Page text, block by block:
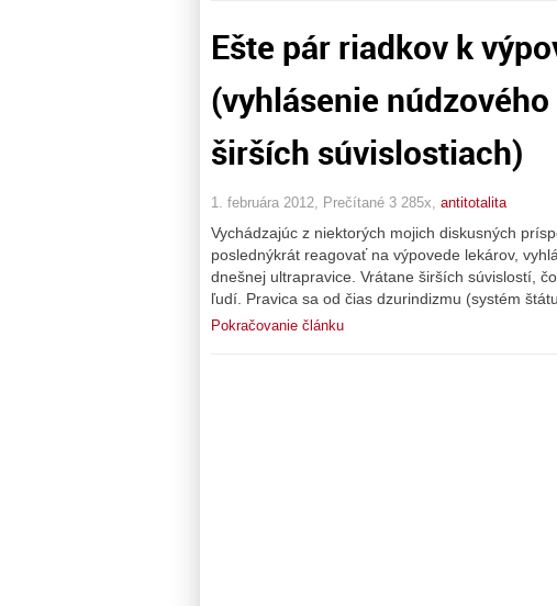
Ešte pár riadkov k
(vyhlásenie
širších súvislostiach)
1. februára 2012, Prečítané 3 285x, antitotalita
Vychádzajúc z niektorých mojich diskusných
poslednýkrát reagovať na výpovede lekárov,
dnešnej ultrapravice. Vrátane širších súvislostí,
ľudí. Pravica sa od čias dzurindizmu (systém
Pokračovanie článku